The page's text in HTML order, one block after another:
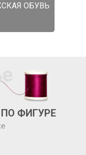
ОБУВЬ
ФИГУРЕ